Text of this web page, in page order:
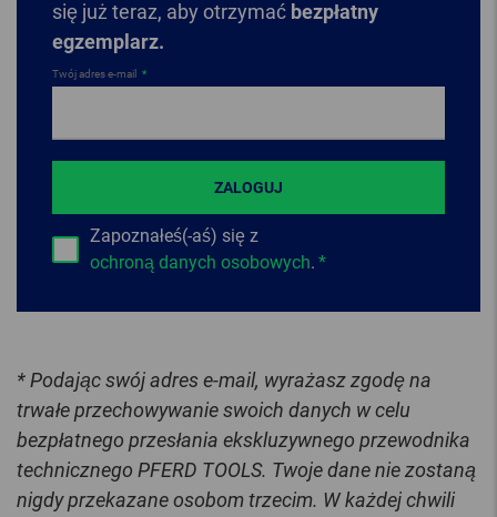
się już teraz, aby otrzymać bezpłatny
egzemplarz.
Twój adres e-mail
Zapoznałeś(-aś) się z
ochroną danych osobowych.
ZALOGUJ
* Podając swój adres e-mail, wyrażasz zgodę na
trwałe przechowywanie swoich danych w celu
bezpłatnego przesłania ekskluzywnego przewodnika
technicznego PFERD TOOLS. Twoje dane nie zostaną
nigdy przekazane osobom trzecim. W każdej chwili